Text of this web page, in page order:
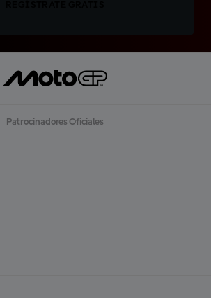
Patrocinadores Oficiales